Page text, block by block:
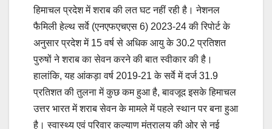
हिमाचल प्रदेश में शराब की लत घट नहीं रही है। नेशनल
फैमिली हेल्थ सर्वे (एनएफएचएस 6) 2023-24 की रिपोर्ट के
अनुसार प्रदेश में 15 वर्ष से अधिक आयु के 30.2 प्रतिशत
पुरुषों ने शराब का सेवन करने की बात स्वीकार की है।
हालांकि, यह आंकड़ा वर्ष 2019-21 के सर्वे में दर्ज 31.9
प्रतिशत की तुलना में कुछ कम हुआ है, बावजूद इसके हिमाचल
उत्तर भारत में शराब सेवन के मामले में पहले स्थान पर बना हुआ
है। स्वास्थ्य एवं परिवार कल्याण मंत्रालय की ओर से नई